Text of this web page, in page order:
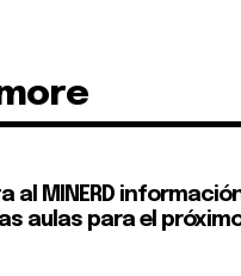
al MINERD
aulas para el